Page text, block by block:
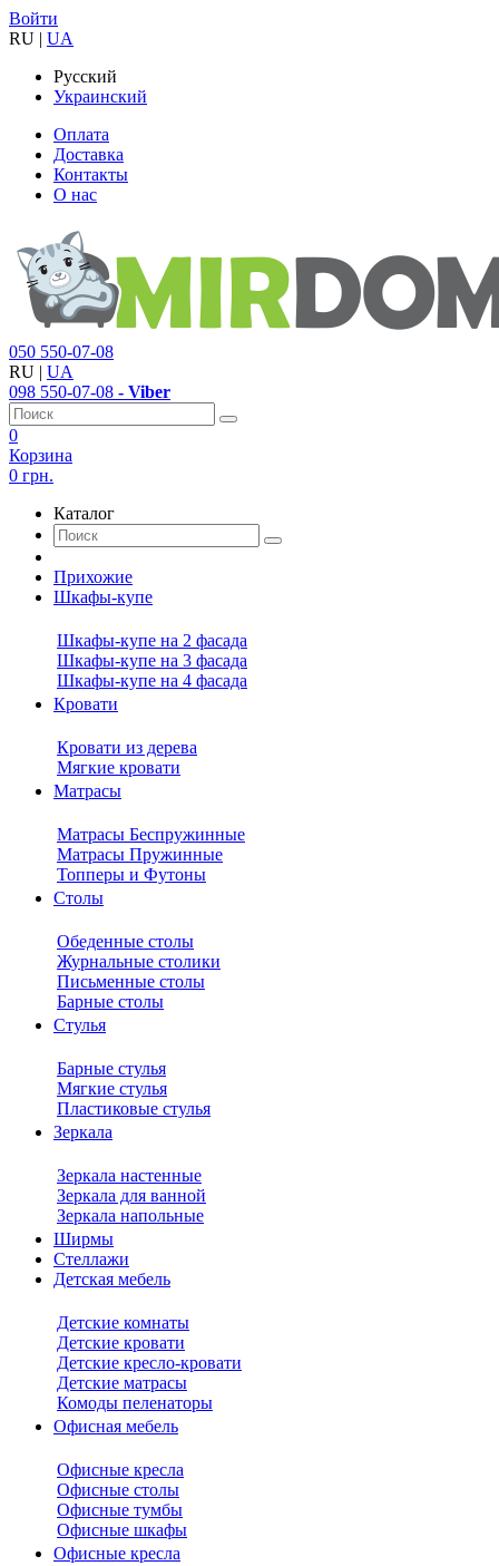
Войти
RU | UA
Русский
Украинский
Оплата
Доставка
Контакты
О нас
050 550-07-08
RU | UA
098 550-07-08 - Viber
0
Корзина
0 грн.
Каталог
Прихожие
Шкафы-купе
Шкафы-купе на 2 фасада
Шкафы-купе на 3 фасада
Шкафы-купе на 4 фасада
Кровати
Кровати из дерева
Мягкие кровати
Матрасы
Матрасы Беспружинные
Матрасы Пружинные
Топперы и Футоны
Столы
Обеденные столы
Журнальные столики
Письменные столы
Барные столы
Стулья
Барные стулья
Мягкие стулья
Пластиковые стулья
Зеркала
Зеркала настенные
Зеркала для ванной
Зеркала напольные
Ширмы
Стеллажи
Детская мебель
Детские комнаты
Детские кровати
Детские кресло-кровати
Детские матрасы
Комоды пеленаторы
Офисная мебель
Офисные кресла
Офисные столы
Офисные тумбы
Офисные шкафы
Офисные кресла